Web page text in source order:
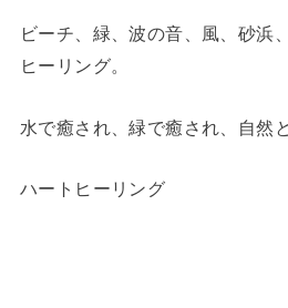
ビーチ、緑、波の音、風、砂浜
ヒーリング。
水で癒され、緑で癒され、自然
ハートヒーリング